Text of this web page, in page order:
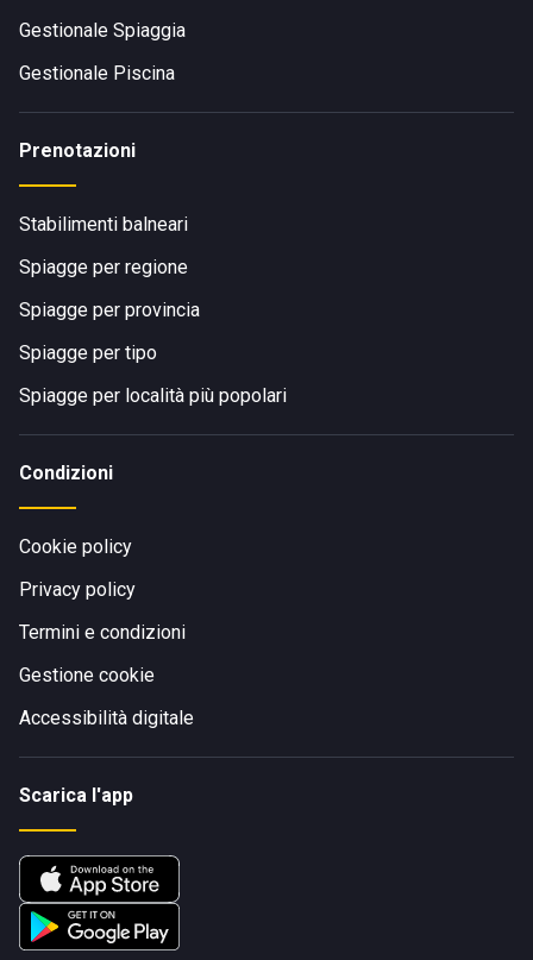
Gestionale Spiaggia
Gestionale Piscina
Prenotazioni
Stabilimenti balneari
Spiagge per regione
Spiagge per provincia
Spiagge per tipo
Spiagge per località più popolari
Condizioni
Cookie policy
Privacy policy
Termini e condizioni
Gestione cookie
Accessibilità digitale
Scarica l'app